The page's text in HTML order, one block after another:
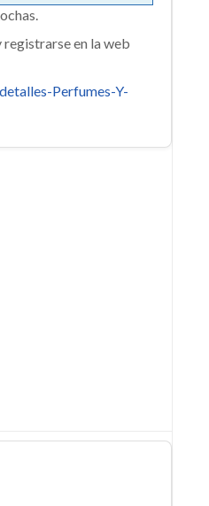
en la web
Perfumes-Y-